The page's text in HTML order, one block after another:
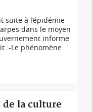
suite à l’épidémie
dans le moyen
informe
:-Le phénomène
la culture